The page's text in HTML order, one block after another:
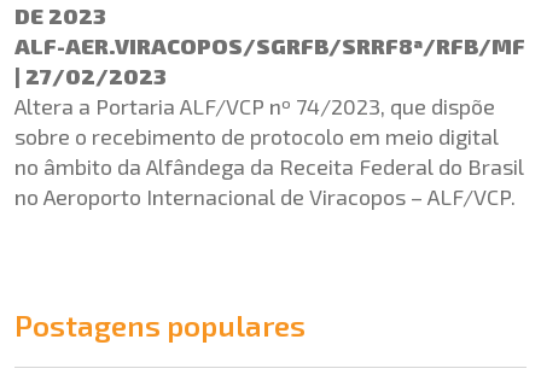
DE 2023
ALF-AER.VIRACOPOS/SGRFB/SRRF8ª/RFB/MF
| 27/02/2023
Altera a Portaria ALF/VCP nº 74/2023, que dispõe
sobre o recebimento de protocolo em meio digital
no âmbito da Alfândega da Receita Federal do Brasil
no Aeroporto Internacional de Viracopos – ALF/VCP.
Postagens populares